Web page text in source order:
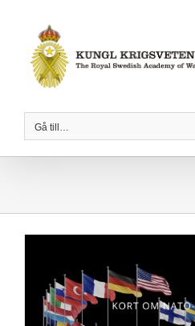
innehållet
Gå till…